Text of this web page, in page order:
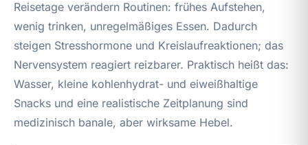
Reisetage verändern Routinen: frühes Aufstehen,
wenig trinken, unregelmäßiges Essen. Dadurch
steigen Stresshormone und Kreislaufreaktionen; das
Nervensystem reagiert reizbarer. Praktisch heißt das:
Wasser, kleine kohlenhydrat- und eiweißhaltige
Snacks und eine realistische Zeitplanung sind
medizinisch banale, aber wirksame Hebel.